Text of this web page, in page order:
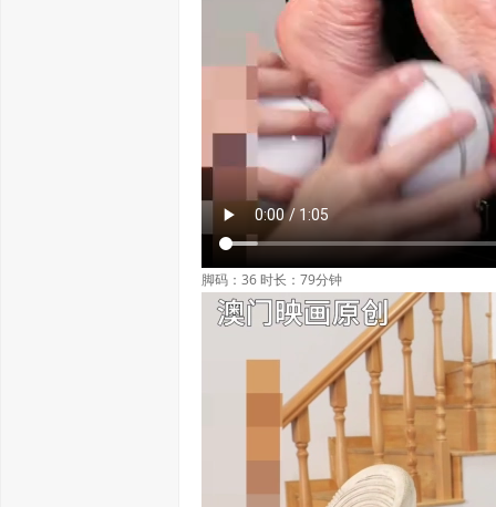
脚码：36 时长：79分钟